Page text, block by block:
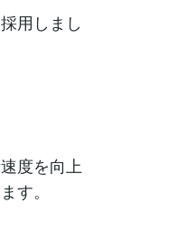
用しまし
度を向上
す。